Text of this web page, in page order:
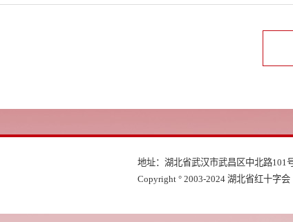
地址：湖北省武汉市武昌区中北路101
Copyright ° 2003-2024 湖北省红十字